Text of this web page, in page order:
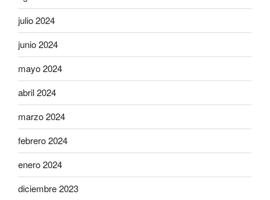
julio 2024
junio 2024
mayo 2024
abril 2024
marzo 2024
febrero 2024
enero 2024
diciembre 2023